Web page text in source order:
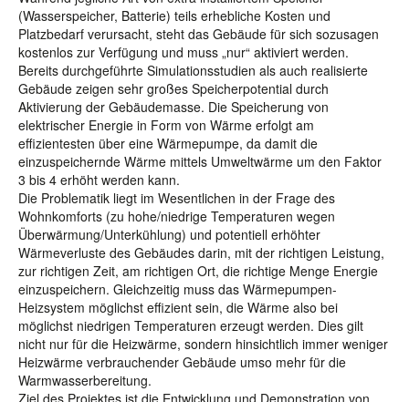
(Wasserspeicher, Batterie) teils erhebliche Kosten und
Platzbedarf verursacht, steht das Gebäude für sich sozusagen
kostenlos zur Verfügung und muss „nur“ aktiviert werden.
Bereits durchgeführte Simulationsstudien als auch realisierte
Gebäude zeigen sehr großes Speicherpotential durch
Aktivierung der Gebäudemasse. Die Speicherung von
elektrischer Energie in Form von Wärme erfolgt am
effizientesten über eine Wärmepumpe, da damit die
einzuspeichernde Wärme mittels Umweltwärme um den Faktor
3 bis 4 erhöht werden kann.
Die Problematik liegt im Wesentlichen in der Frage des
Wohnkomforts (zu hohe/niedrige Temperaturen wegen
Überwärmung/Unterkühlung) und potentiell erhöhter
Wärmeverluste des Gebäudes darin, mit der richtigen Leistung,
zur richtigen Zeit, am richtigen Ort, die richtige Menge Energie
einzuspeichern. Gleichzeitig muss das Wärmepumpen-
Heizsystem möglichst effizient sein, die Wärme also bei
möglichst niedrigen Temperaturen erzeugt werden. Dies gilt
nicht nur für die Heizwärme, sondern hinsichtlich immer weniger
Heizwärme verbrauchender Gebäude umso mehr für die
Warmwasserbereitung.
Ziel des Projektes ist die Entwicklung und Demonstration von